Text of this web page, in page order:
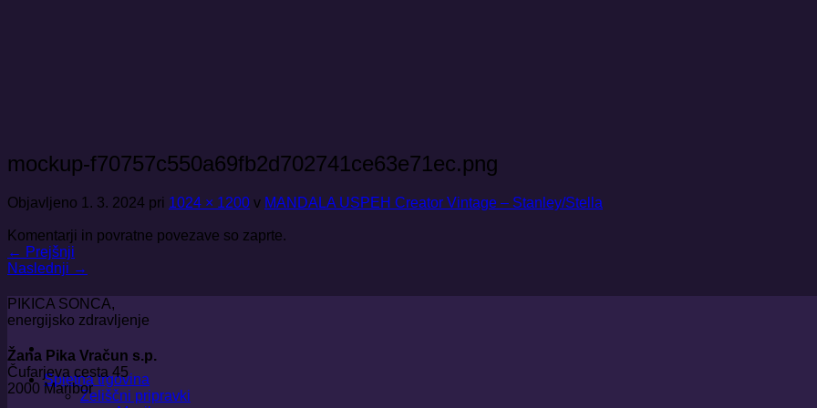
Spletna trgovina
Zeliščni pripravki
mockup-f70757c550a69fb2d702741ce63e71ec.png
Objavljeno 1. 3. 2024 pri 1024 × 1200 v MANDALA USPEH Creator Vintage – Stanley/Stella
Komentarji in povratne povezave so zaprte.
← Prejšnji
Naslednji →
PIKICA SONCA,
energijsko zdravljenje
Žana Pika Vračun s.p.
Čufarjeva cesta 45
2000 Maribor